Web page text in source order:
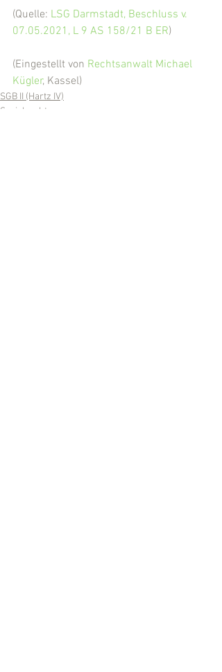
(Quelle: LSG Darmstadt, Beschluss v.
07.05.2021, L 9 AS 158/21 B ER)
(Eingestellt von Rechtsanwalt Michael
Kügler, Kassel)
SGB II (Hartz IV)
Sozialrecht